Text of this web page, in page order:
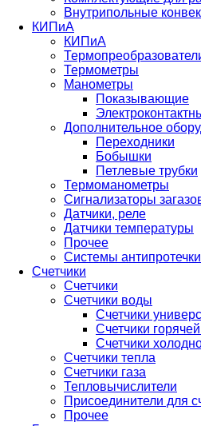
Внутрипольные
КИПиА
КИПиА
Термометры
Манометры
Показывающие
Дополнительное
Переходники
Бобышки
Петлевые трубки
Термоманометры
Сигнализаторы
Датчики, реле
Датчики температуры
Прочее
Системы антипротечки
Счетчики
Счетчики
Счетчики воды
Счетчики
Счетчики
Счетчики
Счетчики тепла
Счетчики газа
Тепловычислители
Присоединители для
Прочее